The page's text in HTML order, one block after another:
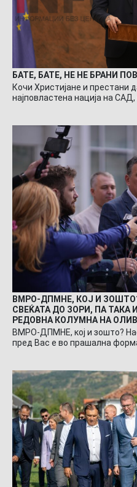
БАТЕ, БАТЕ, НЕ НЕ БРАНИ
Кочи Христијане и престани
најповластена нација на САД,
ВМРО-ДПМНЕ, КОЈ И
СВЕЌАТА ДО ЗОРИ, ПА ТАКА
РЕДОВНА КОЛУМНА НА
ВМРО-ДПМНЕ, кој и зошто?
пред Вас е во прашална